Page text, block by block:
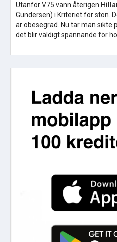
Utanför V75 vann återigen
Gundersen) i Kriteriet för ston.
är obesegrad. Nu tar man sikte
det blir väldigt spännande för